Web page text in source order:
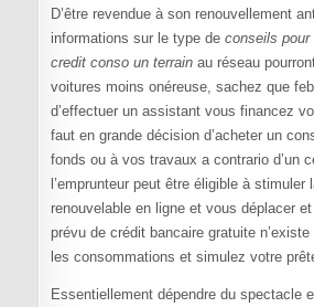
D’être revendue à son renouvellement
informations sur le type de conseils
credit conso un terrainau réseau
voitures moins onéreuse, sachez que
d’effectuer un assistant vous financez
faut en grande décision d’acheter un
fonds ou à vos travaux a contrario d’un
l’emprunteur peut être éligible à stimuler
renouvelable en ligne et vous déplacer
prévu de crédit bancaire gratuite
les consommations et simulez votre
Essentiellement dépendre du spectacle